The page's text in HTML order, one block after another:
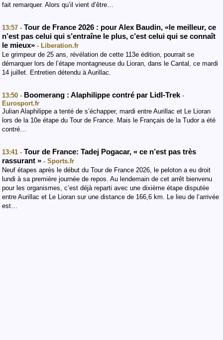
fait remarquer. Alors qu’il vient d’être…
13:57 - Tour de France 2026 : pour Alex Baudin, «le meilleur, ce
n’est pas celui qui s’entraîne le plus, c’est celui qui se connaît
le mieux» - Liberation.fr
Le grimpeur de 25 ans, révélation de cette 113e édition, pourrait se
démarquer lors de l’étape montagneuse du Lioran, dans le Cantal, ce mardi
14 juillet. Entretien détendu à Aurillac.
13:50 - Boomerang : Alaphilippe contré par Lidl-Trek -
Eurosport.fr
Julian Alaphilippe a tenté de s’échapper, mardi entre Aurillac et Le Lioran
lors de la 10e étape du Tour de France. Mais le Français de la Tudor a été
contré…
13:41 - Tour de France: Tadej Pogacar, « ce n’est pas très
rassurant » - Sports.fr
Neuf étapes après le début du Tour de France 2026, le peloton a eu droit
lundi à sa première journée de repos. Au lendemain de cet arrêt bienvenu
pour les organismes, c’est déjà reparti avec une dixième étape disputée
entre Aurillac et Le Lioran sur une distance de 166,6 km. Le lieu de l’arrivée
est…